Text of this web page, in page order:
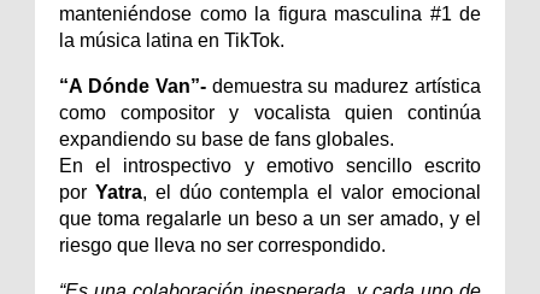
manteniéndose como la figura masculina #1 de
la música latina en TikTok.
“A Dónde Van”-demuestra su madurez artística
como compositor y vocalista quien continúa
expandiendo su base de fans globales.
En el introspectivo y emotivo sencillo escrito
por Yatra, el dúo contempla el valor emocional
que toma regalarle un beso a un ser amado, y el
riesgo que lleva no ser correspondido.